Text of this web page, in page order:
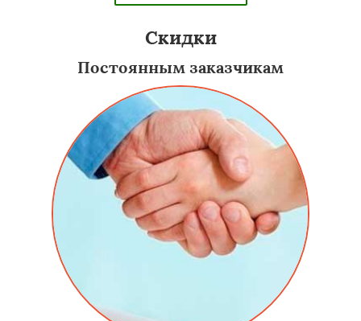
Скидки
Постоянным заказчикам